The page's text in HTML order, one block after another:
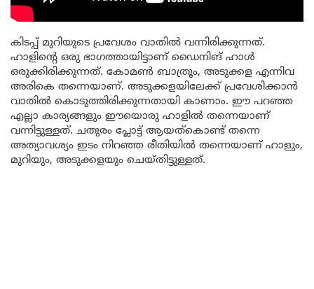
കിടപ്പ് മുറിയുടെ പ്രവേശം വാതിൽ വന്നിരിക്കുന്നത്.
ഹാളിന്റെ ഒരു ഭാഗത്തായിട്ടാണ് ഡൈനിങ് ഹാൾ
ഒരുക്കിരിക്കുന്നത്. കോമൺ ബാത്രൂം, അടുക്കള എന്നിവ
അരികെ തന്നെയാണ്. അടുക്കളയിലേക്ക് പ്രവേശിക്കാൻ
വാതിൽ കൊടുത്തിരിക്കുന്നതായി കാണാം. ഈ പറഞ്ഞ
എല്ലാ കാര്യങ്ങളും ഈയൊരു ഹാളിൽ തന്നെയാണ്
വന്നിട്ടുള്ളത്. ചതുരം പ്ലോട്ട് ആയത്കൊണ്ട് തന്നെ
അത്യാവശ്യം ഇടം നിറഞ്ഞ രീതിയിൽ തന്നെയാണ് ഹാളും,
മുറിയും, അടുക്കളയും ചെയ്തിട്ടുള്ളത്.